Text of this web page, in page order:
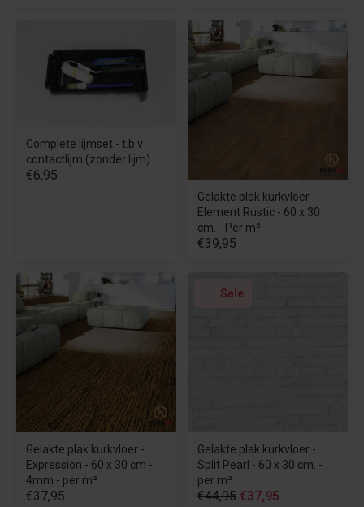
Complete lijmset - t.b.v
contactlijm (zonder lijm)
€6,95
Gelakte plak kurkvloer -
Element Rustic - 60 x 30
cm. - Per m²
€39,95
Gelakte plak kurkvloer -
Expression - 60 x 30 cm -
4mm - per m²
€37,95
Sale
Gelakte plak kurkvloer -
Split Pearl - 60 x 30 cm. -
per m²
€44,95 €37,95